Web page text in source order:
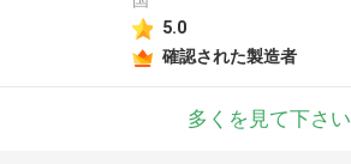
5.0
確認された製造者
多くを見て下さい